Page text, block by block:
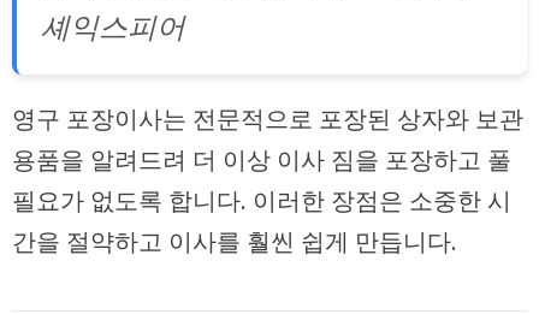
셰익스피어
영구 포장이사는 전문적으로 포장된 상자와 보관
용품을 알려드려 더 이상 이사 짐을 포장하고 풀
필요가 없도록 합니다. 이러한 장점은 소중한 시
간을 절약하고 이사를 훨씬 쉽게 만듭니다.